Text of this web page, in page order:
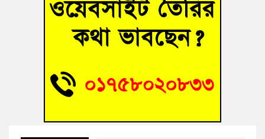
“স্পেশাল ট্রাইব্যুনালে জুলাই গণহত্যার বিচার করেন, জনগণ আপনাদের
ছাড়বে না-সাক্কু
ভাষা সৈনিক অজিত গুহ মহাবিদ্যালয়ে জুলাই গণঅভ্যুত্থান দিবসের
‘হাসিনাকে ফেরাতে তৎপরতা’ কুবিতে ১১ শিক্ষককে ঘিরে ফ্যাক্ট-
ফাইন্ডিং কমিটি গঠন